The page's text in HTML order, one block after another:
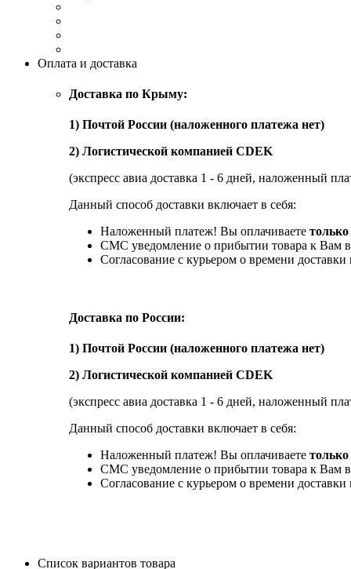
Оплата и доставка
Доставка по Крыму:
1) Почтой России (наложенного платежа нет)
2) Логистической компанией CDEK
(экспресс авиа доставка 1 - 6 дней, наложенный
Данный способ доставки включает в себя:
Наложенный платеж! Вы оплачиваете только
СМС уведомление о прибытии товара к Вам
Согласование с курьером о времени
Доставка по России:
1) Почтой России (наложенного платежа нет)
2) Логистической компанией CDEK
(экспресс авиа доставка 1 - 6 дней, наложенный
Данный способ доставки включает в себя:
Наложенный платеж! Вы оплачиваете только
СМС уведомление о прибытии товара к Вам
Согласование с курьером о времени
Список вариантов товара